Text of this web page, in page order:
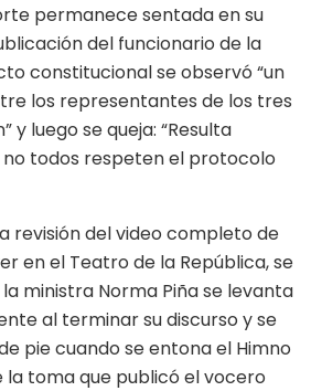
permanece sentada en su
del funcionario de la
constitucional se observó “un
los representantes de los tres
y luego se queja: “Resulta
todos respeten el protocolo
revisión del video completo de
en el Teatro de la República, se
ministra Norma Piña se levanta
al terminar su discurso y se
pie cuando se entona el Himno
la toma que publicó el vocero